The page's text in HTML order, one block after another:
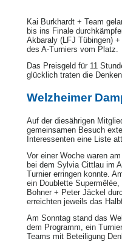
Kai Burkhardt + Team
bis ins Finale
Akbaraly (LFJ Tübingen)
des A-Turniers vom Platz.
Das Preisgeld für 11
glücklich traten die
Welzheimer
Auf der diesährigen
gemeinsamen Besuch
Interessenten eine Liste
Vor einer Woche waren
bei dem Sylvia Cittlau im
Turnier erringen konnte.
ein Doublette
Bohner + Peter Jäckel
erreichten jeweils das
Am Sonntag stand das
dem Programm, ein
Teams mit Beteiligung